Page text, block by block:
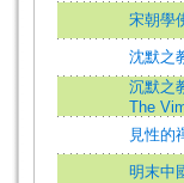
宋朝學
沈默之
沉默之
The
見性
明末中